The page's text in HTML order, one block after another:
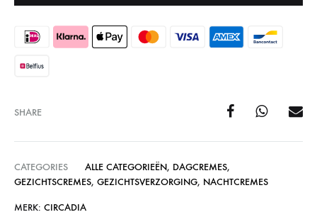
SHARE
CATEGORIES ALLE CATEGORIEËN, DAGCREMES,
GEZICHTSCREMES, GEZICHTSVERZORGING, NACHTCREMES
MERK: CIRCADIA